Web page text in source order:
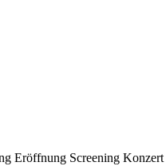
Eröffnung Screening Konzert